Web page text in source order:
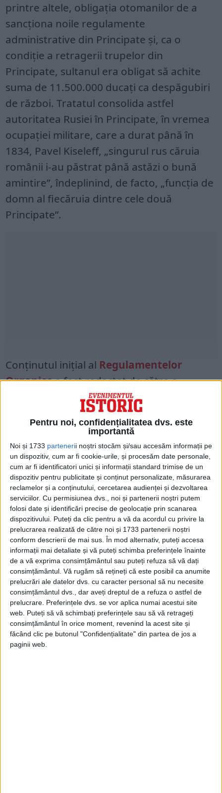
Pentru noi, confidențialitatea dvs. este
importantă
Noi și 1733 partenerii noștri stocăm și/sau accesăm informații pe
un dispozitiv, cum ar fi cookie-urile, și procesăm date personale,
cum ar fi identificatori unici și informații standard trimise de un
dispozitiv pentru publicitate și conținut personalizate, măsurarea
reclamelor și a conținutului, cercetarea audienței și dezvoltarea
serviciilor. Cu permisiunea dvs., noi și partenerii noștri putem
folosi date și identificări precise de geolocație prin scanarea
dispozitivului. Puteți da clic pentru a vă da acordul cu privire la
prelucrarea realizată de către noi și 1733 partenerii noștri
conform descrierii de mai sus. În mod alternativ, puteți accesa
informații mai detaliate și vă puteți schimba preferințele înainte
de a vă exprima consimțământul sau puteți refuza să vă dați
consimțământul. Vă rugăm să rețineți că este posibil ca anumite
prelucrări ale datelor dvs. cu caracter personal să nu necesite
consimțământul dvs., dar aveți dreptul de a refuza o astfel de
prelucrare. Preferințele dvs. se vor aplica numai acestui site
web. Puteți să vă schimbați preferințele sau să vă retrageți
consimțământul în orice moment, revenind la acest site și
făcând clic pe butonul "Confidențialitate" din partea de jos a
paginii web.
printre altele, obligația otomanilor de a
sancționa noile regulamente
administrative din Principate și, ca o
condiție a retragerii trupelor din
Principate, sultanul era obligat să achite
suma de 11.500.000 ducați ca despăgubiri
de război. Tratatul consolida astfel
autoritatea Rusiei în Principate, în vremea
ocupației militare, care a durat până în
1834, Pavel Kiseleff, „singurul rus căruia
românii i-au păstrat până astăzi o bună
amintire”, îndeplinind, de facto, „funcția de
domn al fiecăruia dintre cele două
Principate”.
Conținutul inițial al Regulamentelor
Organicea fost redactat de către o
comisie formată din 8 mari boieri, 4
munteni și 4 moldoveni. Comisia de
redactare a fost pusă sub conducerea
consulului Minciaky, iar textul a fost
puternic influențat de intervențiile
consulilor ruși de la București și Iași,
neținându-se cont adesea de părerile
boierilor. Proiectul a fost supus
dezbaterilor în cadrul Obșteștilor Adunări
Extraordinare din București și Iași, intrând
în vigoare la 1/13 iulie 1831 în Țara
Românească și la 1/13 ianuarie în Moldova,
Kiseleff trecând direct la aplicarea lor, fără
a mai aștepta aprobarea sultanului.
Aplicarea nu a însemnat și respectarea lor.
Mai mult decât atât, în vremea ocupațiilor
Regulamentele nu a funcționat defel.9